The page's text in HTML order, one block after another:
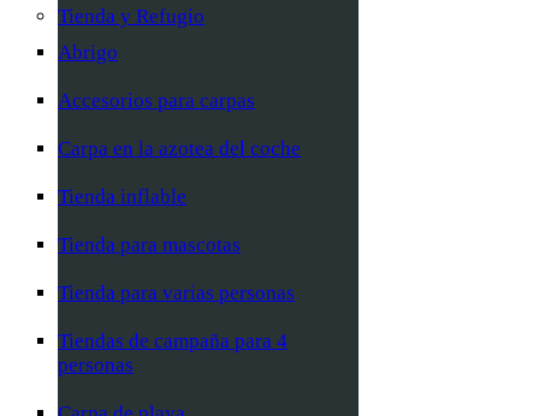
Tienda y Refugio
Abrigo
Accesorios para carpas
Carpa en la azotea del coche
Tienda inflable
Tienda para mascotas
Tienda para varias personas
Tiendas de campaña para 4
personas